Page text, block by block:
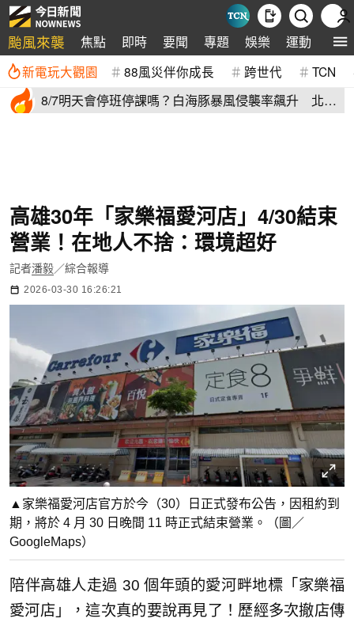
颱風來襲 焦點 即時 要聞 專題 娛樂 運動 全球
新電玩大觀園 88風災伴你成長 跨世代 TCN
8/7明天會停班停課嗎？白海豚暴風侵襲率飆升 北北
高雄30年「家樂福愛河店」4/30結束
營業！在地人不捨：環境超好
記者潘毅／綜合報導
2026-03-30 16:26:21
▲家樂福愛河店官方於今（30）日正式發布公告，因租約到
期，將於 4 月 30 日晚間 11 時正式結束營業。（圖／
GoogleMaps）
陪伴高雄人走過 30 個年頭的愛河畔地標「家樂福
愛河店」，這次真的要說再見了！歷經多次撤店傳